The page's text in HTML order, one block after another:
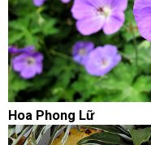
Hoa Phong Lữ